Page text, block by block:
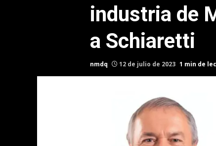
industria de
a Schiaretti
nmdq 12 de julio de 2023 1 min de